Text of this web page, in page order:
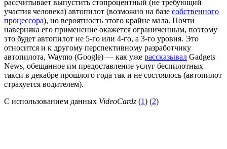
рассчитывает выпустить стопроцентный (не требующий
участия человека) автопилот (возможно на базе собственного
процессора), но вероятность этого крайне мала. Почти
наверняка его применение окажется ограниченным, поэтому
это будет автопилот не 5-го или 4-го, а 3-го уровня. Это
относится и к другому перспективному разработчику
автопилота, Waymo (Google) — как уже рассказывал Gadgets
News, обещанное им предоставление услуг беспилотных
такси в декабре прошлого года так и не состоялось (автопилот
страхуется водителем).
С использованием данных VideoCardz (1) (2)